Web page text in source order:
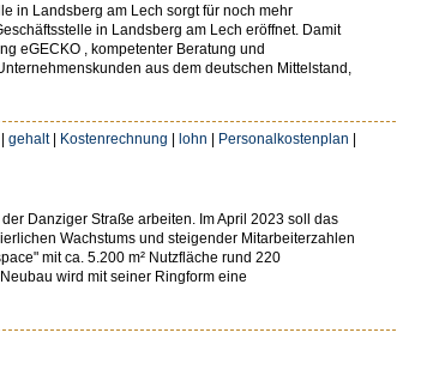
in Landsberg am Lech sorgt für noch mehr
in Landsberg am Lech eröffnet. Damit
eGECKO , kompetenter Beratung und
aus dem deutschen Mittelstand,
| gehalt| Kostenrechnung | lohn | Personalkostenplan |
Danziger Straße arbeiten. Im April 2023 soll das
Wachstums und steigender Mitarbeiterzahlen
mit ca. 5.200 m² Nutzfläche rund 220
wird mit seiner Ringform eine